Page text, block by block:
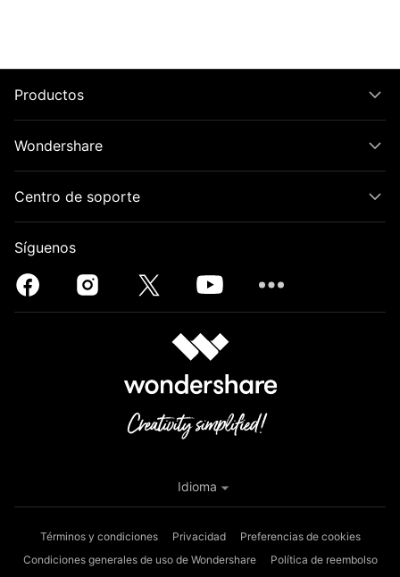
Productos
Wondershare
Centro de soporte
Síguenos
Términos y condiciones Privacidad
Preferencias de cookies
Condiciones generales de uso de Wondershare
Política de reembolso
Idioma